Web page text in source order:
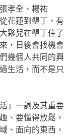
孝全、楊祐
花蓮到墾丁，有
夥兒在墾丁住了
，日後會找機會
幾個人共同的興
生活，而不是只
」一詞及其重要
、要懂得放鬆，
、面向的東西，